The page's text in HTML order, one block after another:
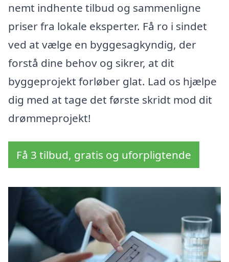
nemt indhente tilbud og sammenligne
priser fra lokale eksperter. Få ro i sindet
ved at vælge en byggesagkyndig, der
forstå dine behov og sikrer, at dit
byggeprojekt forløber glat. Lad os hjælpe
dig med at tage det første skridt mod dit
drømmeprojekt!
Få 3 tilbud, gratis og uforpligtende